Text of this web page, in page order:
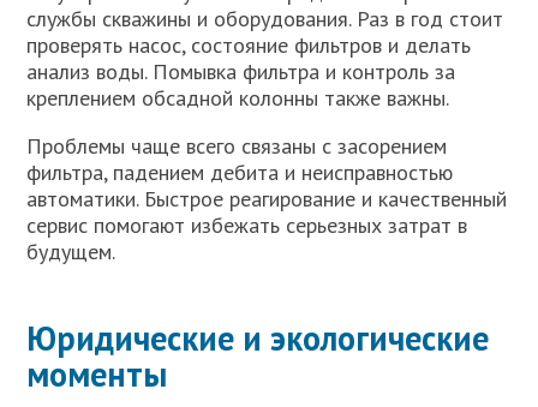
службы скважины и оборудования. Раз в год стоит
проверять насос, состояние фильтров и делать
анализ воды. Помывка фильтра и контроль за
креплением обсадной колонны также важны.
Проблемы чаще всего связаны с засорением
фильтра, падением дебита и неисправностью
автоматики. Быстрое реагирование и качественный
сервис помогают избежать серьезных затрат в
будущем.
Юридические и экологические
моменты